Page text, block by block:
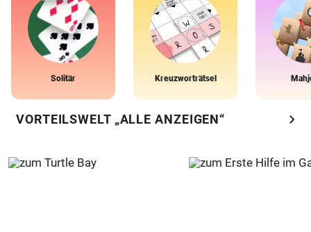
Solitär Kreuzworträtsel
VORTEILSWELT „ALLE ANZEIGEN“ chevron_right